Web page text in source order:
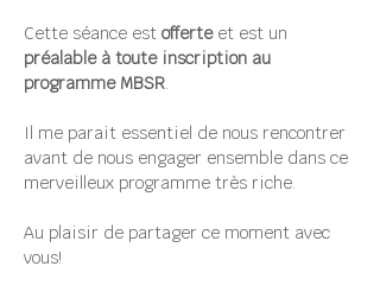
Cette séance est offerte et est un
préalable à toute inscription au
programme MBSR.
Il me parait essentiel de nous rencontrer
avant de nous engager ensemble dans ce
merveilleux programme très riche.
Au plaisir de partager ce moment avec
vous!